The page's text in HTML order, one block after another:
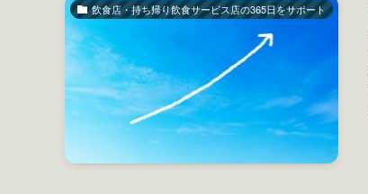
飲食店・持ち帰り飲食サービス店の365日をサポート